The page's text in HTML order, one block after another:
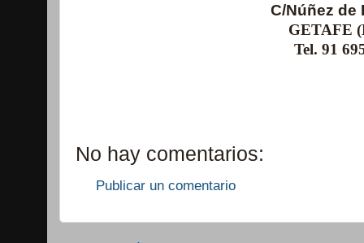
C/Núñez de
GETAFE
Tel. 91
No hay comentarios:
Publicar un comentario